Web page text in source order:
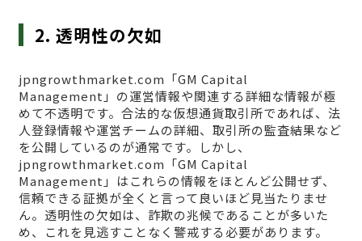
2. 透明性の欠如
jpngrowthmarket.com「GM Capital
Management」の運営情報や関連する詳細な情報が極
めて不透明です。合法的な仮想通貨取引所であれば、法
人登録情報や運営チームの詳細、取引所の監査結果など
を公開しているのが通常です。しかし、
jpngrowthmarket.com「GM Capital
Management」はこれらの情報をほとんど公開せず、
信頼できる証拠が全くと言って良いほど見当たりませ
ん。透明性の欠如は、詐欺の兆候であることが多いた
め、これを見逃すことなく警戒する必要があります。